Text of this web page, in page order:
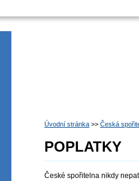
Úvodní stránka >> Česká
POPLATKY
České spořitelna nikdy